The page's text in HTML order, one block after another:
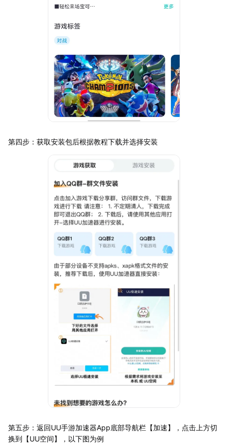
第四步：获取安装包后根据教程下载并选择安装
第五步：返回UU手游加速器App底部导航栏【加速】，点击上方切
换到【UU空间】，以下图为例